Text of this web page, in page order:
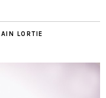
LORTIE